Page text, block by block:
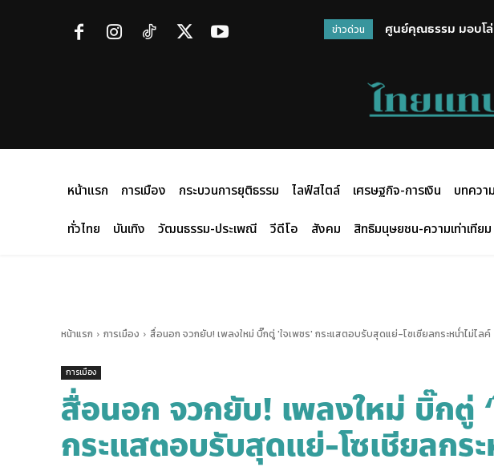
ข่าวด่วน ศูนย์คุณธรรม มอบโ
หน้าแรก การเมือง กระบวนการยุติธรรม ไลฟ์สไตล์ เศรษฐกิจ-การเงิน บทความ
ทั่วไทย
บันเทิง วัฒนธรรม-ประเพณี วีดีโอ สังคม สิทธิมนุษยชน-ความเท่าเทียม
หน้าแรก การเมือง สื่อนอก จวกยับ! เพลงใหม่ บิ๊กตู่ 'ใจเพชร' กระแสตอบรับสุดแย่-โซเชียลกระหน่ำไม่ไลค์
การเมือง
สื่อนอก จวกยับ! เพลงใหม่ บิ๊กตู่ ‘
กระแสตอบรับสุดแย่-โซเชียลกระ